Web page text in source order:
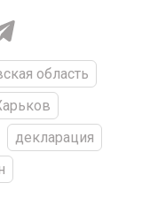
область
декларация